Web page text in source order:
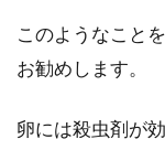
このようなこと
お勧めします。
卵には殺虫剤が